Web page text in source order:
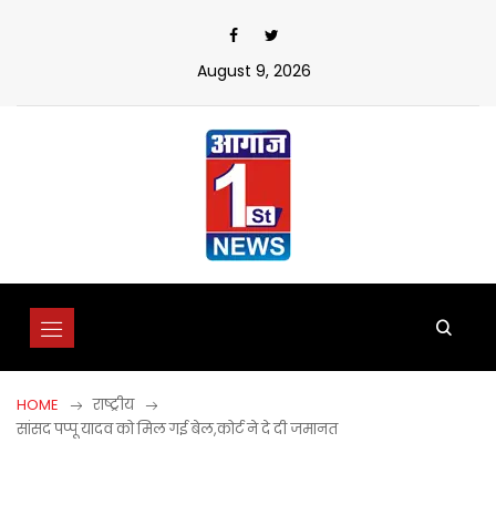
August 9, 2026
HOME
राष्ट्रीय
सांसद पप्पू यादव को मिल गई बेल,कोर्ट ने दे दी जमानत